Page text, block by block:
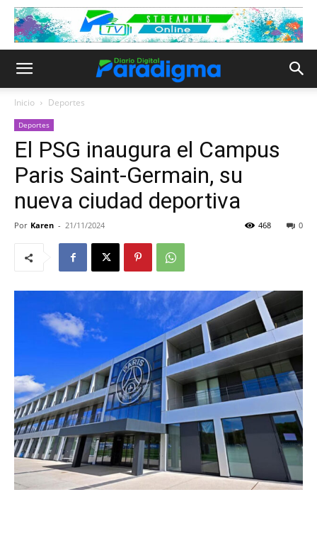
Inicio Deportes
Deportes
El PSG inaugura el Campus
Paris Saint-Germain, su
nueva ciudad deportiva
Por Karen - 21/11/2024 0
468